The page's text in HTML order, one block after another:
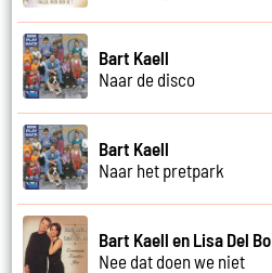
Bart Kaell
Naar de disco
Bart Kaell
Naar het pretpark
Bart Kaell en Lisa Del Bo
Nee dat doen we niet